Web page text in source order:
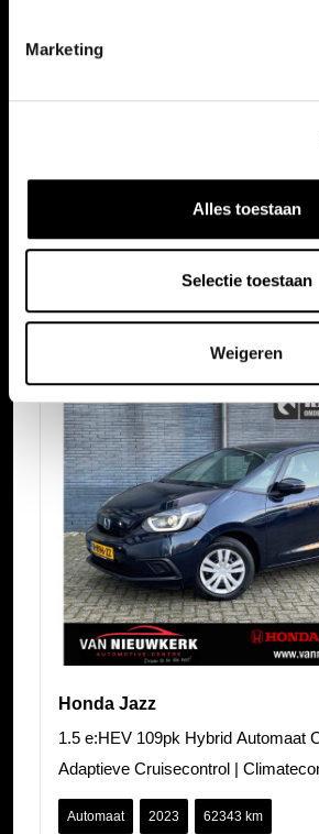
Marketing
Alles toestaan
Selectie toestaan
Weigeren
Vergelijkbare auto's
Bekijk ook onze andere auto's
Honda Jazz
1.5 e:HEV 109pk Hybrid Automaat
Adaptieve Cruisecontrol |
Stoelverwarming | LED Koplampen |
Automaat 2023 62343 km